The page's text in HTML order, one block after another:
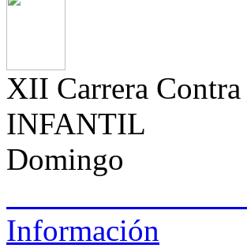
XII Carrera Contra
INFANTIL
Domingo
Información